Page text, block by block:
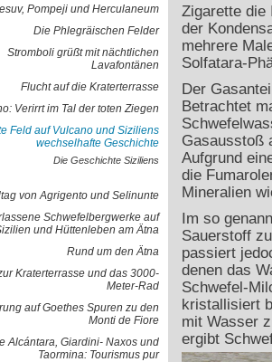
Pompeji und Herculaneum
Die Phlegräischen Felder
Stromboli grüßt mit nächtlichen
Lavafontänen
Flucht auf die Kraterterrasse
Verirrt im Tal der toten Ziegen
Feld auf Vulcano und Siziliens
wechselhafte Geschichte
Die Geschichte Siziliens
von Agrigento und Selinunte
Schwefelbergwerke auf
und Hüttenleben am Ätna
Rund um den Ätna
Kraterterrasse und das 3000-
Meter-Rad
auf Goethes Spuren zu den
Monti de Fiore
Alcántara, Giardini- Naxos und
Taormina: Tourismus pur
Zigarette die
der
mehrere
Solfatara-
Der
Betrachtet
Gasausstoß
Aufgrund
die
Mineralien
Im so
Sauerstoff
passiert
denen das
Schwefel-
kristallisiert
mit Wasser
ergibt